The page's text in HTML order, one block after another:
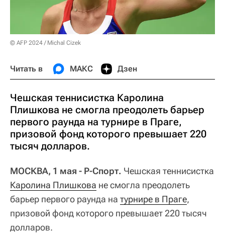
© AFP 2024 / Michal Cizek
Читать в МАКС Дзен
Чешская теннисистка Каролина
Плишкова не смогла преодолеть барьер
первого раунда на турнире в Праге,
призовой фонд которого превышает 220
тысяч долларов.
МОСКВА, 1 мая - Р-Спорт. Чешская теннисистка
Каролина Плишкова не смогла преодолеть
барьер первого раунда на турнире в Праге,
призовой фонд которого превышает 220 тысяч
долларов.